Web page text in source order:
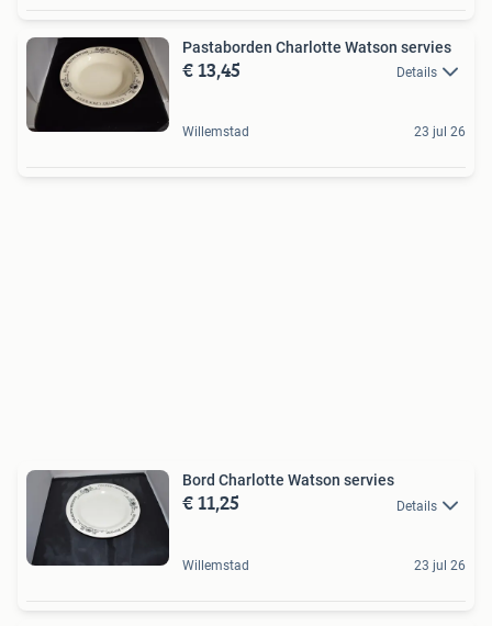
Pastaborden Charlotte Watson servies
€ 13,45 Details
Willemstad 23 jul 26
Bord Charlotte Watson servies
€ 11,25 Details
Willemstad 23 jul 26